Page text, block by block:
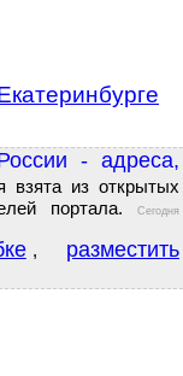
- адреса,
взята из открытых
портала.
Сегодня
,
разместить